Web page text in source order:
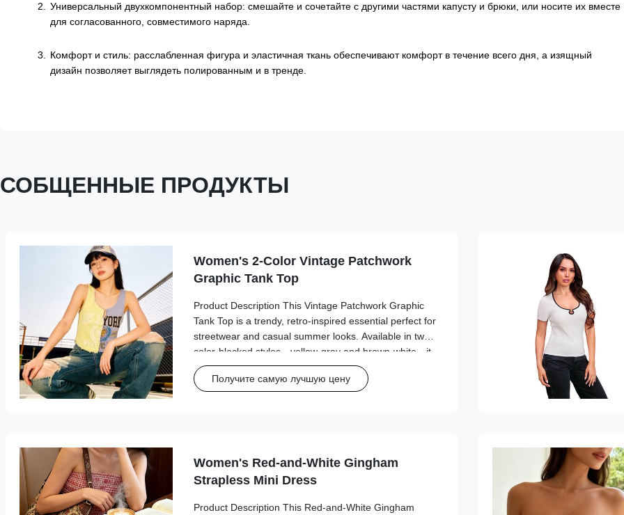
Универсальный двухкомпонентный набор: смешайте и сочетайте с другими частями капусту и брюки, или носите их вместе
для согласованного, совместимого наряда.
Комфорт и стиль: расслабленная фигура и эластичная ткань обеспечивают комфорт в течение всего дня, а изящный
дизайн позволяет выглядеть полированным и в тренде.
СОБЩЕННЫЕ ПРОДУКТЫ
Women's 2-Color Vintage Patchwork
Graphic Tank Top
Product Description This Vintage Patchwork Graphic
Tank Top is a trendy, retro-inspired essential perfect for
streetwear and casual summer looks. Available in two
color-blocked styles—yellow-gray and brown-white—it
features a split asymmetric patchwork design with
vintage sports-inspired graphic ...
Получите самую лучшую цену
Women's Red-and-White Gingham
Strapless Mini Dress
Product Description This Red-and-White Gingham